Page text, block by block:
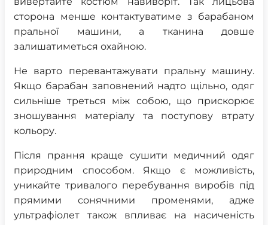
сторона менше контактуватиме з барабаном
пральної машини, а тканина довше
залишатиметься охайною.
Не варто перевантажувати пральну машину.
Якщо барабан заповнений надто щільно, одяг
сильніше треться між собою, що прискорює
зношування матеріалу та поступову втрату
кольору.
Після прання краще сушити медичний одяг
природним способом. Якщо є можливість,
уникайте тривалого перебування виробів під
прямими сонячними променями, адже
ультрафіолет також впливає на насиченість